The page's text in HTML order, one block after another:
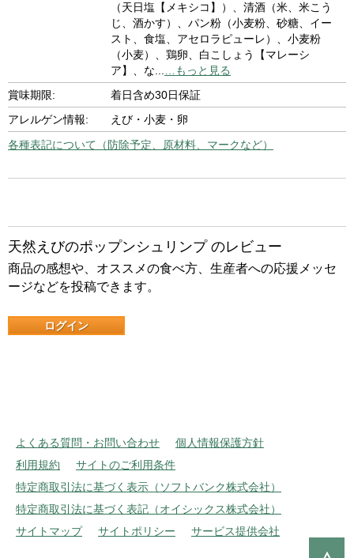
（天日塩【メキシコ】）、清酒（米、米こう
じ、酒かす）、パン粉（小麦粉、砂糖、イー
スト、食塩、アセロラピューレ）、小麦粉
（小麦）、鶏卵、白こしょう【マレーシ
ア】、な
…もっと見る
賞味期限:
着日含め30日保証
アレルゲン情報:
えび・小麦・卵
各種表記について（防除予定、原材料、マークなど）
天然えびのポップンシュリンプ のレビュー
商品の感想や、オススメの食べ方、生産者への応援メッセ
ージなどを投稿できます。
ログイン
よくある質問・お問い合わせ
個人情報保護方針
利用規約
サイトのご利用条件
特定商取引法に基づく表示（ソフトバンク株式会社）
特定商取引法に基づく表記（オイシックス株式会社）
サイトマップ
サイトポリシー サービス提供会社